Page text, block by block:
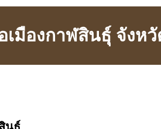
เมืองกาฬสินธุ์ จังห